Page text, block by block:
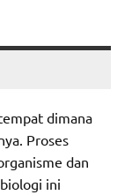
dimana
Proses
dan
ini